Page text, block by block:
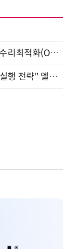
[올쇼TV] AI 시대의 의사결정을 바꾸는 수리최적화(Optimization) 소개 (8/20 생방송)
"AI ROI 시대, 투자 성과 높이는 기업 AI 실행 전략" 엘타워 6층 (9월 18일)